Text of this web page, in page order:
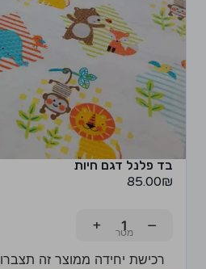
בד פלנל דגם חיות
85.00₪
−
+
רכישת יחידה ממוצר זה תצברו 4 נקודות!